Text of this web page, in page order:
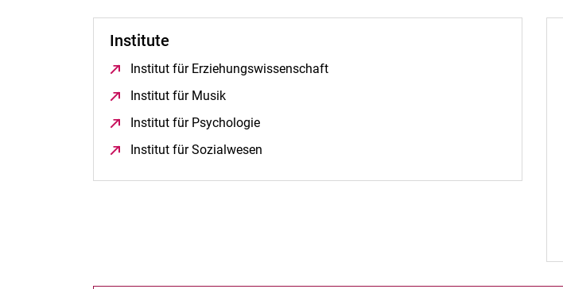
Institute
Institut für Erziehungswissenschaft
Institut für Musik
Institut für Psychologie
Institut für Sozialwesen